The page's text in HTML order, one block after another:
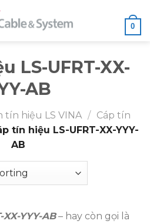
0
LS-UFRT-XX-
AB
tín hiệu LS VINA / Cáp tín
tín hiệu LS-UFRT-XX-YYY-
AB
YYY-AB– hay còn gọi là